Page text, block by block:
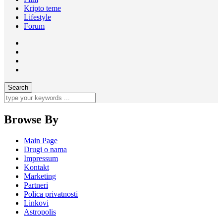
Kripto teme
Lifestyle
Forum
Browse By
Main Page
Drugi o nama
Impressum
Kontakt
Marketing
Partneri
Polica privatnosti
Linkovi
Astropolis